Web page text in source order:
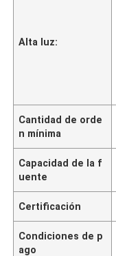
Alta luz:
Cantidad de orde
n mínima
Capacidad de la f
uente
Certificación
Condiciones de p
ago